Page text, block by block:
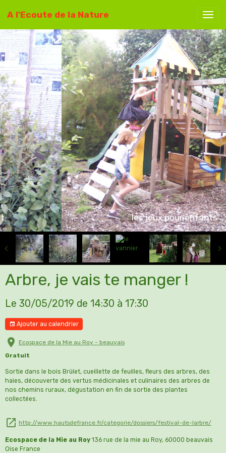
A l'Ecoute de la Nature
les jeux pour enfants
Arbre, je vais te manger !
Le 30/05/2019 de 14:30 à 17:30
Ajouter au calendrier
Ecospace de la Mie au Roy - beauvais
Gratuit
Sortie dans le bois Brûlet, cueillette de feuilles, fleurs des arbres, des
haies, découverte des vertus médicinales et culinaires des arbres de
nos chemins ruraux, dégustation en fin de sortie des plantes
collectées.
http://www.hautsdefrance.fr/categorie/dossiers/festival-de-larbre/
Ecospace de la Mie au Roy 136 rue de la mie au Roy, 60000 beauvais
Oise France